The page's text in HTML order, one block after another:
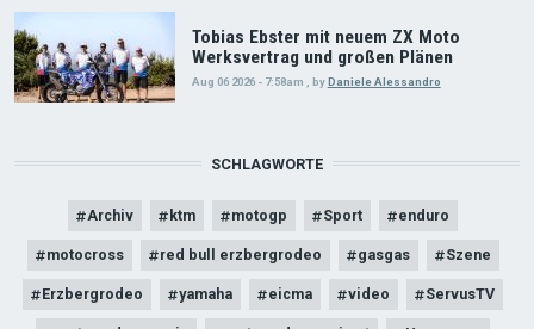
Tobias Ebster mit neuem ZX Moto
Werksvertrag und großen Plänen
Aug 06 2026 - 7:58am , byDaniele Alessandro
SCHLAGWORTE
Archiv ktm motogp Sport enduro
motocross red bull erzbergrodeo gasgas Szene
Erzbergrodeo yamaha eicma video ServusTV